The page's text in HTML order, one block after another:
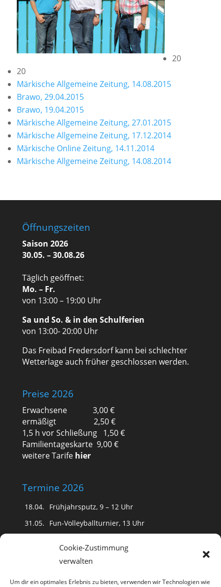
Cookie-Zustimmung
verwalten
Um dir ein optimales Erlebnis zu bieten, verwenden wir Technologien wie
20
20
Märkische Allgemeine Zeitung, 14.08.2015
Brawo, 29.04.2015
Brawo, 19.04.2015
Märkische Allgemeine Zeitung, 27.01.2015
Märkische Allgemeine Zeitung, 17.12.2014
Märkische Online Zeitung, 14.11.2014
Märkische Allgemeine Zeitung, 14.08.2014
Öffnungszeiten
Saison 2026
30.05. – 30.08.26
Täglich geöffnet:
Mo. – Fr.
von 13:00 – 19:00 Uhr
Sa und So. & in den Schulferien
von 13:00- 20:00 Uhr
Das Freibad Fredersdorf kann bei schlechter
Wetterlage auch früher geschlossen werden.
Preise 2026
Erwachsene 3,00 €
ermäßigt 2,50 €
1,5 h vor Schließung 1,50 €
Familientageskarte 9,00 €
weitere Tarife hier
Termine 2026
18.04.
Frühjahrsputz, 9 – 12 Uhr
31.05.
Fun-Volleyballturnier, 13 Uhr
18 Uhr Kinderdisko
Public Viewing der Fußball WM